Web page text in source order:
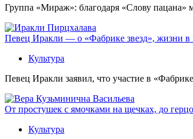
Группа «Мираж»: благодаря «Слову пацана»
Певец Иракли — о «Фабрике звезд», жизни в
Культура
Певец Иракли заявил, что участие в
От простушек с ямочками на щечках, до
Культура